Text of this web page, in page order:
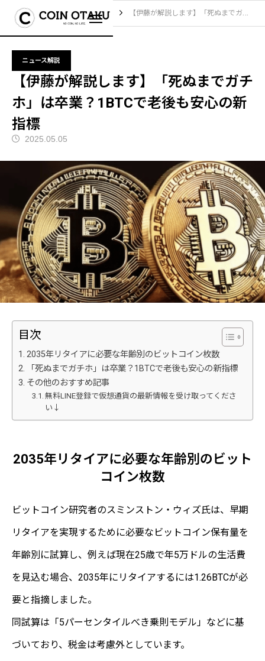
ブログ ニュース解説 【伊藤が解説します】「死ぬまでガチホ」は卒業？1BTCで老後も安心の新指標
ニュース解説
【伊藤が解説します】「死ぬまでガチ
ホ」は卒業？1BTCで老後も安心の新
指標
2025.05.05
目次
2035年リタイアに必要な年齢別のビットコイン枚数
「死ぬまでガチホ」は卒業？1BTCで老後も安心の新指標
その他のおすすめ記事
無料LINE登録で仮想通貨の最新情報を受け取ってくださ
い↓
2035年リタイアに必要な年齢別のビット
コイン枚数
ビットコイン研究者のスミンストン・ウィズ氏は、早期
リタイアを実現するために必要なビットコイン保有量を
年齢別に試算し、例えば現在25歳で年5万ドルの生活費
を見込む場合、2035年にリタイアするには1.26BTCが必
要と指摘しました。
同試算は「5パーセンタイルべき乗則モデル」などに基
づいており、税金は考慮外としています。